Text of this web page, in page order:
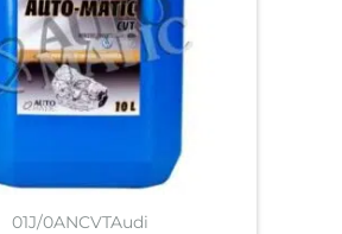
01J/0ANCVTAudi